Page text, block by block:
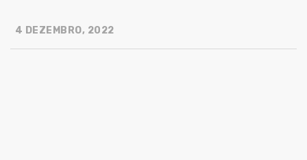
4 DEZEMBRO, 2022